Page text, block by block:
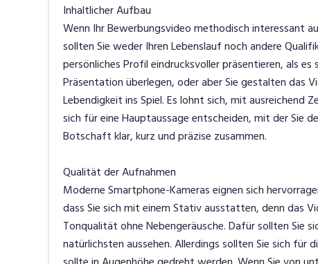
Inhaltlicher Aufbau
Wenn Ihr Bewerbungsvideo methodisch interessant
sollten Sie weder Ihren Lebenslauf noch andere
persönliches Profil eindrucksvoller präsentieren, als
Präsentation überlegen, oder aber Sie gestalten das
Lebendigkeit ins Spiel. Es lohnt sich, mit ausreichend
sich für eine Hauptaussage entscheiden, mit der Sie
Botschaft klar, kurz und präzise zusammen.
Qualität der Aufnahmen
Moderne Smartphone-Kameras eignen sich
dass Sie sich mit einem Stativ ausstatten, denn das
Tonqualität ohne Nebengeräusche. Dafür sollten Sie
natürlichsten aussehen. Allerdings sollten Sie sich für